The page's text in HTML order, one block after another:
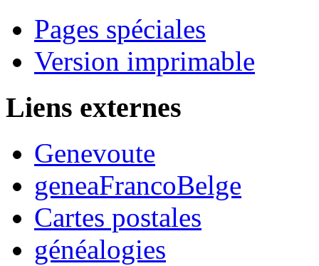
Pages spéciales
Version imprimable
Liens externes
Genevoute
geneaFrancoBelge
Cartes postales
généalogies